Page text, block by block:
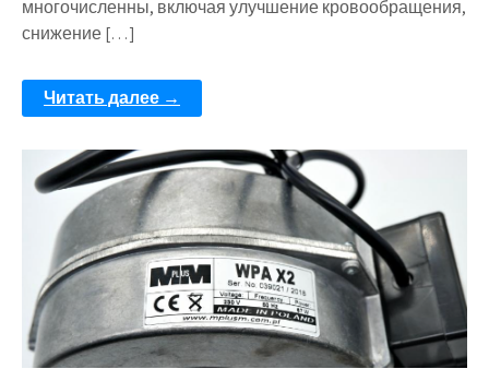
многочисленны, включая улучшение кровообращения,
снижение […]
Читать далее →